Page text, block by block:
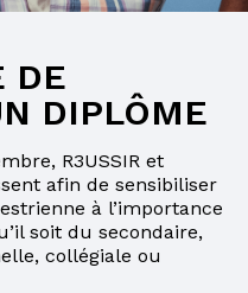
DE
DIPLÔME
R3USSIR et
afin de sensibiliser
à l’importance
soit du secondaire,
collégiale ou